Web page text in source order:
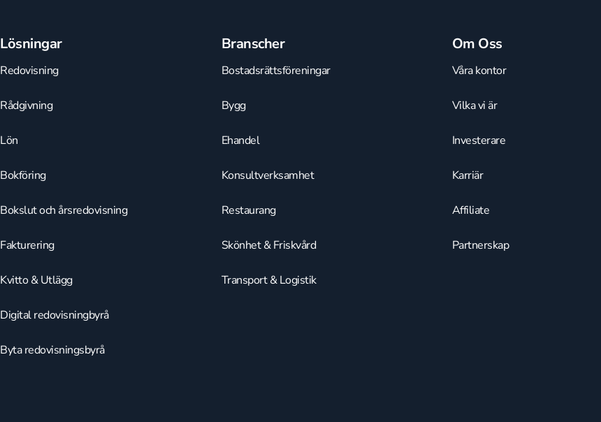
Lösningar
Redovisning
Rådgivning
Lön
Bokföring
Bokslut och årsredovisning
Fakturering
Kvitto & Utlägg
Digital redovisningbyrå
Byta redovisningsbyrå
Branscher
Bostadsrättsföreningar
Bygg
Ehandel
Konsultverksamhet
Restaurang
Skönhet & Friskvård
Transport & Logistik
Om Oss
Våra kontor
Vilka vi är
Investerare
Karriär
Affiliate
Partnerskap